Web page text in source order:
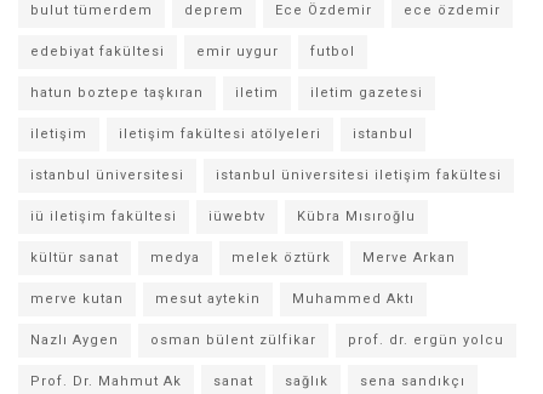
bulut tümerdem deprem Ece Özdemir ece özdemir
edebiyat fakültesi emir uygur futbol
hatun boztepe taşkıran iletim iletim gazetesi
iletişim iletişim fakültesi atölyeleri istanbul
istanbul üniversitesi istanbul üniversitesi iletişim fakültesi
iü iletişim fakültesi iüwebtv Kübra Mısıroğlu
kültür sanat medya melek öztürk Merve Arkan
merve kutan mesut aytekin Muhammed Aktı
Nazlı Aygen osman bülent zülfikar prof. dr. ergün yolcu
Prof. Dr. Mahmut Ak sanat sağlık sena sandıkçı